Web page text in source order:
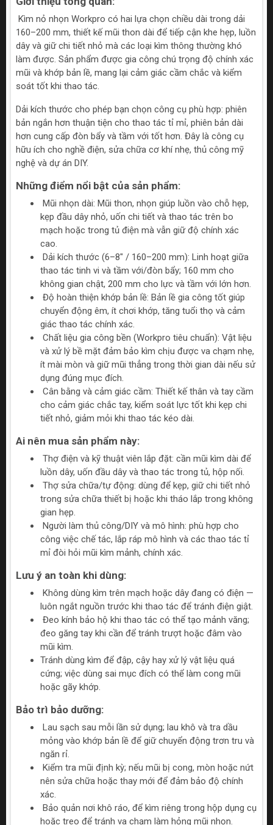
Kìm nỏ nhọn Workpro có hai lựa chọn chiều dài trong dải
160–200 mm, thiết kế mũi thon dài để tiếp cận khe hẹp, luồn
dây và giữ chi tiết nhỏ mà các loại kìm thông thường khó
làm được. Sản phẩm được gia công chú trọng độ chính xác
mũi và khớp bản lề, mang lại cảm giác cầm chắc và kiểm
soát tốt khi thao tác.
Dải kích thước cho phép bạn chọn công cụ phù hợp: phiên
bản ngắn hơn thuận tiện cho thao tác tỉ mỉ, phiên bản dài
hơn cung cấp đòn bẩy và tầm với tốt hơn. Đây là công cụ
hữu ích cho nghề điện, sửa chữa cơ khí nhẹ, thủ công mỹ
nghệ và dự án DIY.
Những điểm nổi bật của sản phẩm:
Mũi nhọn dài: Mũi thon, nhọn giúp luồn vào chỗ hẹp,
kẹp đầu dây nhỏ, uốn chi tiết và thao tác trên bo
mạch hoặc trong tủ điện mà vẫn giữ độ chính xác
cao.
Dải kích thước (6–8" / 160–200 mm): Linh hoạt giữa
thao tác tinh vi và tầm với/đòn bẩy; 160 mm cho
không gian chật, 200 mm cho lực và tầm với lớn hơn.
Độ hoàn thiện khớp bản lề: Bản lề gia công tốt giúp
chuyển động êm, ít chơi khớp, tăng tuổi thọ và cảm
giác thao tác chính xác.
Chất liệu gia công bền (Workpro tiêu chuẩn): Vật liệu
và xử lý bề mặt đảm bảo kìm chịu được va chạm nhẹ,
ít mài mòn và giữ mũi thẳng trong thời gian dài nếu sử
dụng đúng mục đích.
Cân bằng và cảm giác cầm: Thiết kế thân và tay cầm
cho cảm giác chắc tay, kiểm soát lực tốt khi kẹp chi
tiết nhỏ, giảm mỏi khi thao tác kéo dài.
Ai nên mua sản phẩm này:
Thợ điện và kỹ thuật viên lắp đặt: cần mũi kìm dài để
luồn dây, uốn đầu dây và thao tác trong tủ, hộp nối.
Thợ sửa chữa/tự động: dùng để kẹp, giữ chi tiết nhỏ
trong sửa chữa thiết bị hoặc khi tháo lắp trong không
gian hẹp.
Người làm thủ công/DIY và mô hình: phù hợp cho
công việc chế tác, lắp ráp mô hình và các thao tác tỉ
mỉ đòi hỏi mũi kìm mảnh, chính xác.
Lưu ý an toàn khi dùng:
Không dùng kìm trên mạch hoặc dây đang có điện —
luôn ngắt nguồn trước khi thao tác để tránh điện giật.
Đeo kính bảo hộ khi thao tác có thể tạo mảnh văng;
đeo găng tay khi cần để tránh trượt hoặc đâm vào
mũi kìm.
Tránh dùng kìm để đập, cậy hay xử lý vật liệu quá
cứng; việc dùng sai mục đích có thể làm cong mũi
hoặc gãy khớp.
Bảo trì bảo dưỡng:
Lau sạch sau mỗi lần sử dụng; lau khô và tra dầu
mỏng vào khớp bản lề để giữ chuyển động trơn tru và
ngăn rỉ.
Kiểm tra mũi định kỳ; nếu mũi bị cong, mòn hoặc nứt
nên sửa chữa hoặc thay mới để đảm bảo độ chính
xác.
Bảo quản nơi khô ráo, để kìm riêng trong hộp dụng cụ
hoặc treo để tránh va chạm làm hỏng mũi nhọn.